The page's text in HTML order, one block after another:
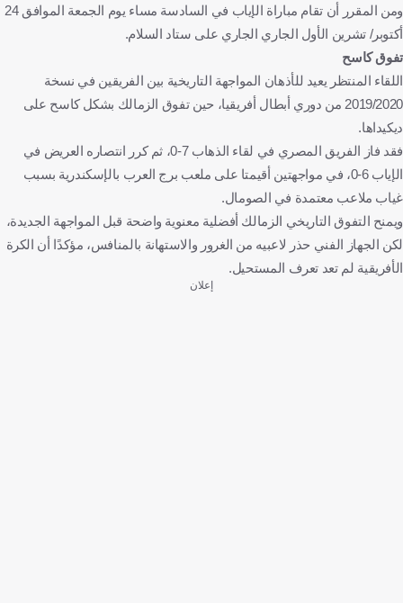
ومن المقرر أن تقام مباراة الإياب في السادسة مساء يوم الجمعة الموافق 24
أكتوبر/ تشرين الأول الجاري الجاري على ستاد السلام.
تفوق كاسح
اللقاء المنتظر يعيد للأذهان المواجهة التاريخية بين الفريقين في نسخة
2019/2020 من دوري أبطال أفريقيا، حين تفوق الزمالك بشكل كاسح على
ديكيداها.
فقد فاز الفريق المصري في لقاء الذهاب 7-0، ثم كرر انتصاره العريض في
الإياب 6-0، في مواجهتين أقيمتا على ملعب برج العرب بالإسكندرية بسبب
غياب ملاعب معتمدة في الصومال.
ويمنح التفوق التاريخي الزمالك أفضلية معنوية واضحة قبل المواجهة الجديدة،
لكن الجهاز الفني حذر لاعبيه من الغرور والاستهانة بالمنافس، مؤكدًا أن الكرة
الأفريقية لم تعد تعرف المستحيل.
إعلان